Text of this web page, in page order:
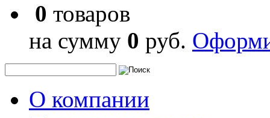
0 товаров
на сумму 0 руб.
О компании